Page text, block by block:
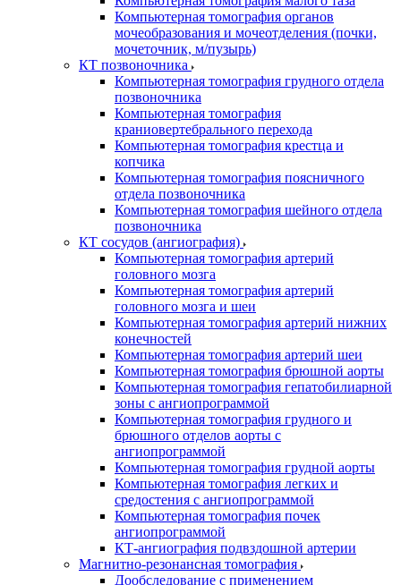
Компьютерная томография органов
мочеобразования и мочеотделения (почки,
мочеточник, м/пузырь)
КТ позвоночника
Компьютерная томография грудного отдела
позвоночника
Компьютерная томография
краниовертебрального перехода
Компьютерная томография крестца и
копчика
Компьютерная томография поясничного
отдела позвоночника
Компьютерная томография шейного отдела
позвоночника
КТ сосудов (ангиография)
Компьютерная томография артерий
головного мозга
Компьютерная томография артерий
головного мозга и шеи
Компьютерная томография артерий нижних
конечностей
Компьютерная томография артерий шеи
Компьютерная томография брюшной аорты
Компьютерная томография гепатобилиарной
зоны с ангиопрограммой
Компьютерная томография грудного и
брюшного отделов аорты с
ангиопрограммой
Компьютерная томография грудной аорты
Компьютерная томография легких и
средостения с ангиопрограммой
Компьютерная томография почек
ангиопрограммой
КТ-ангиография подвздошной артерии
Магнитно-резонансная томография
Дообследование с применением